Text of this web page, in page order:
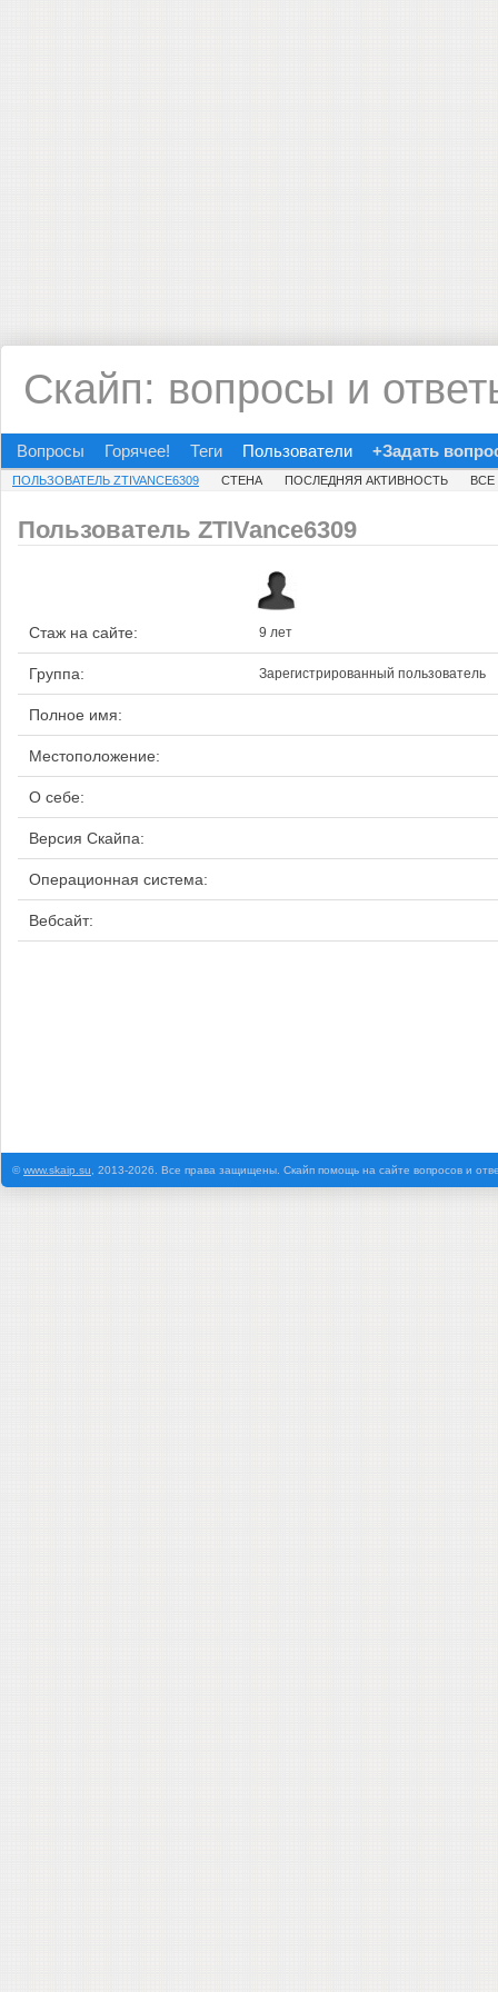
Скайп: вопросы и
Вопросы Горячее! Теги Пользователи +Задать
ПОЛЬЗОВАТЕЛЬ ZTIVANCE6309 СТЕНА ПОСЛЕДНЯЯ АКТИВНОСТЬ
Пользователь ZTIVance6309
Стаж на сайте: 9 лет
Группа: Зарегистрированный пользователь
Полное имя:
Местоположение:
О себе:
Версия Скайпа:
Операционная система:
Вебсайт:
©www.skaip.su , 2013-2026. Все права защищены. Скайп помощь на сайте вопросов и